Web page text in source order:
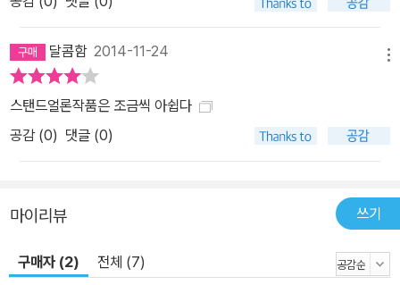
달콤함2014-11-24
스탠드얼론작품은 조금씩 아쉽다
공감 (0) 댓글 (0)
마이리뷰 쓰기
구매자 (2) 전체 (7)